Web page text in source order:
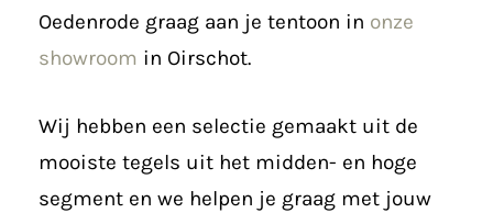
Oedenrode graag aan je tentoon in onze
showroom in Oirschot.
Wij hebben een selectie gemaakt uit de
mooiste tegels uit het midden- en hoge
segment en we helpen je graag met jouw